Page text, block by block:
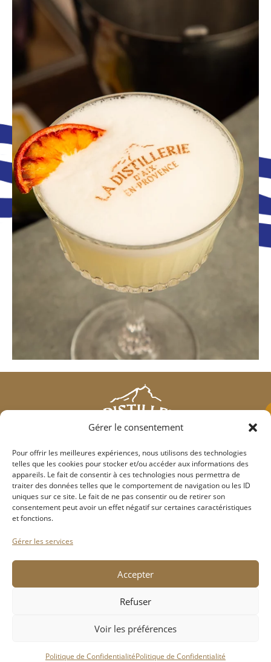
Gérer le consentement
Pour offrir les meilleures expériences, nous utilisons des technologies
telles que les cookies pour stocker et/ou accéder aux informations des
appareils. Le fait de consentir à ces technologies nous permettra de
traiter des données telles que le comportement de navigation ou les ID
uniques sur ce site. Le fait de ne pas consentir ou de retirer son
consentement peut avoir un effet négatif sur certaines caractéristiques
et fonctions.
Gérer les services
Accepter
Refuser
Voir les préférences
Politique de ConfidentialitéPolitique de Confidentialité
Qui sommes-nous?
Nos partenaires
Contact
Association Addictions France
Politique de Confidentialité
CGV
L’ABUS D’ALCOOL EST DANGEREUX POUR LA SANTÉ, À
2025 – La Distillerie d’Aix-en-Provence – Tous droits réservés